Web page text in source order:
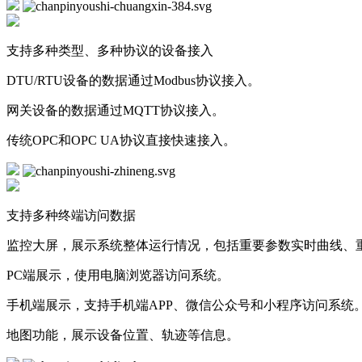
支持多种类型、多种协议的设备接入
DTU/RTU设备的数据通过Modbus协议接入。
网关设备的数据通过MQTT协议接入。
传统OPC和OPC UA协议直接快速接入。
支持多种终端访问数据
监控大屏，展示系统整体运行情况，包括重要参数实时曲线、
PC端展示，使用电脑浏览器访问系统。
手机端展示，支持手机端APP、微信公众号和小程序访问系统。
地图功能，展示设备位置、轨迹等信息。